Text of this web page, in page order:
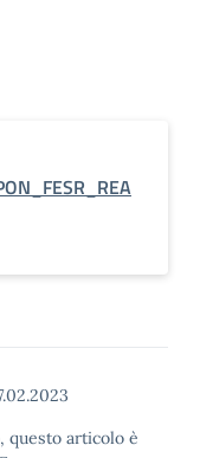
questo articolo è